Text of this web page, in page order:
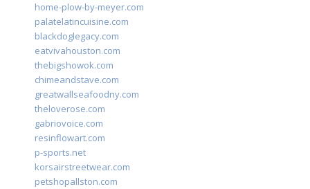
home-plow-by-meyer.com
palatelatincuisine.com
blackdoglegacy.com
eatvivahouston.com
thebigshowok.com
chimeandstave.com
greatwallseafoodny.com
theloverose.com
gabriovoice.com
resinflowart.com
p-sports.net
korsairstreetwear.com
petshopallston.com